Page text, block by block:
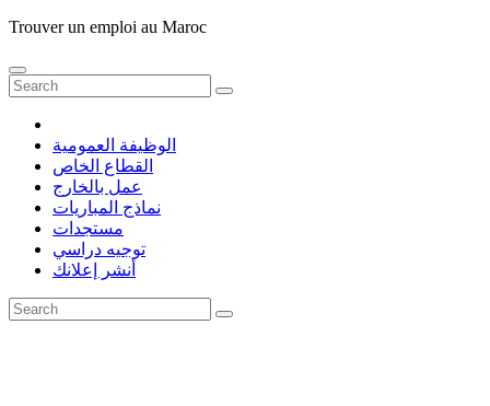
Trouver un emploi au Maroc
الوظيفة العمومية
القطاع الخاص
عمل بالخارج
نماذج المباريات
مستجدات
توجيه دراسي
أنشر إعلانك